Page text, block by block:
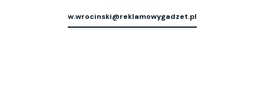
w.wrocinski@reklamowygadzet.pl